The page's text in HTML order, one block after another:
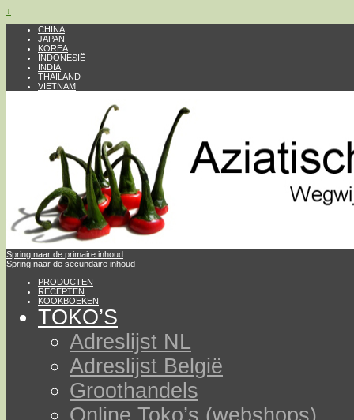
↓
CHINA
JAPAN
KOREA
INDONESIË
INDIA
THAILAND
VIETNAM
Spring naar de primaire inhoud
Spring naar de secundaire inhoud
PRODUCTEN
RECEPTEN
KOOKBOEKEN
TOKO’S
Adreslijst NL
Adreslijst België
Groothandels
Online Toko’s (webshops)